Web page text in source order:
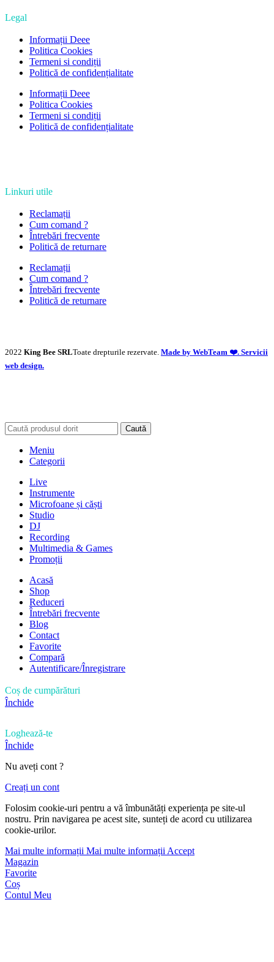
Legal
Informații Deee
Politica Cookies
Termeni si condiții
Politică de confidențialitate
Informații Deee
Politica Cookies
Termeni si condiții
Politică de confidențialitate
Linkuri utile
Reclamații
Cum comand ?
Întrebări frecvente
Politică de returnare
Reclamații
Cum comand ?
Întrebări frecvente
Politică de returnare
2022 King Bee SRLToate drepturile rezervate. Made by WebTeam ❤️. Servicii
web design.
Caută
Meniu
Categorii
Live
Instrumente
Microfoane și căști
Studio
DJ
Recording
Multimedia & Games
Promoții
Acasă
Shop
Reduceri
Întrebări frecvente
Blog
Contact
Favorite
Compară
Autentificare/Înregistrare
Coș de cumpărături
Închide
Loghează-te
Închide
Nu aveți cont ?
Creați un cont
Folosim cookie-uri pentru a vă îmbunătăți experiența pe site-ul
nostru. Prin navigarea pe acest site, sunteți de acord cu utilizarea
cookie-urilor.
Mai multe informații Mai multe informații Accept
Magazin
Favorite
Coș
Contul Meu